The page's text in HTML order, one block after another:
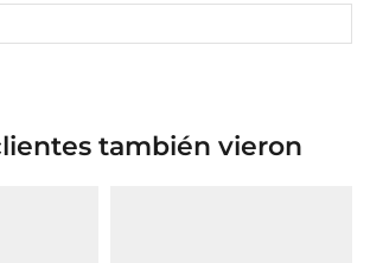
también vieron